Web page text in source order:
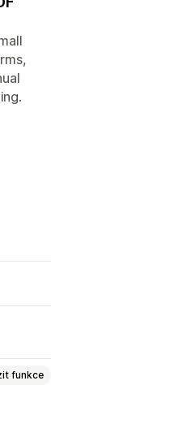
funkce